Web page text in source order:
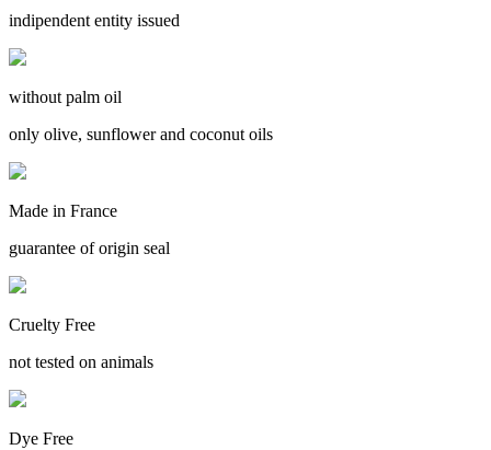
indipendent entity issued
without palm oil
only olive, sunflower and coconut oils
Made in France
guarantee of origin seal
Cruelty Free
not tested on animals
Dye Free